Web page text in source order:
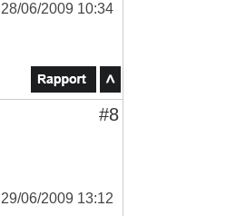
06/2009 10:34
#8
06/2009 13:12